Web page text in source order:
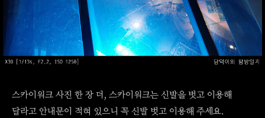
스카이워크 사진 한 장 더, 스카이워크는 신발을 벗고 이용해
달라고 안내문이 적혀 있으니 꼭 신발 벗고 이용해 주세요.